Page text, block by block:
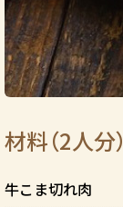
材料（2人分）
牛こま切れ肉